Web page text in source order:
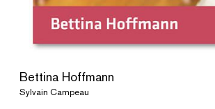
Bettina Hoffmann
Sylvain Campeau